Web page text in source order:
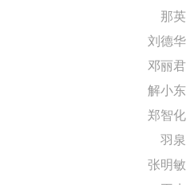
那英
刘德华
邓丽君
解小东
郑智化
羽泉
张明敏